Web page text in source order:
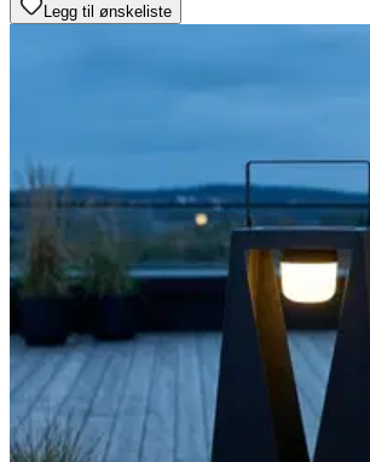
Legg til ønskeliste